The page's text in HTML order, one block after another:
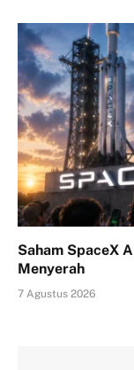
Saham SpaceX
Menyerah
7 Agustus 2026